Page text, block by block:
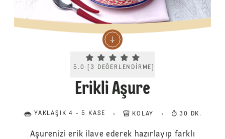
Current rating 5.0. Click to rate.
5.0 [3 DEĞERLENDIRME
Erikli Aşure
YAKLAŞIK 4 - 5 KASE KOLAY 30 DK.
Aşurenizi erik ilave ederek hazırlayıp farklı